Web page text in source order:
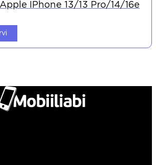
IPhone 13/13 Pro/14/16e